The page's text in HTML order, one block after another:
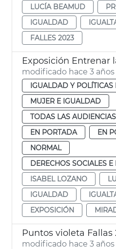
LUCÍA BEAMUD
IGUALDAD
FALLES 2023
Exposición Entrenar
modificado hace 3 años
IGUALDAD Y POLÍTICAS
MUJER E IGUALDAD
TODAS LAS AUDIENCIAS
EN PORTADA
EN
NORMAL
DERECHOS SOCIALES
ISABEL LOZANO
IGUALDAD
EXPOSICIÓN
Puntos violeta Fallas
modificado hace 3 años